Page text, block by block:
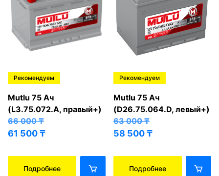
Рекомендуем
Mutlu 75 Ач
(L3.75.072.A, правый+)
66 000₸
61 500₸
Подробнее
Рекомендуем
Mutlu 75 Ач
(D26.75.064.D, левый+)
63 000₸
58 500₸
Подробнее